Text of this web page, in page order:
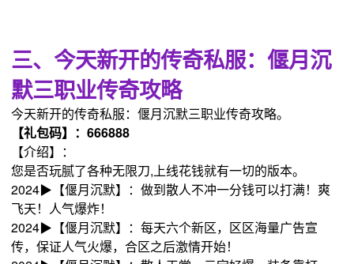
三、今天新开的传奇私服：偃月沉
默三职业传奇攻略
今天新开的传奇私服：偃月沉默三职业传奇攻略。
【礼包码】：666888
【介绍】：
您是否玩腻了各种无限刀,上线花钱就有一切的版本。
2024▶【偃月沉默】：做到散人不冲一分钱可以打满！爽
飞天！人气爆炸！
2024▶【偃月沉默】：每天六个新区，区区海量广告宣
传，保证人气火爆，合区之后激情开始！